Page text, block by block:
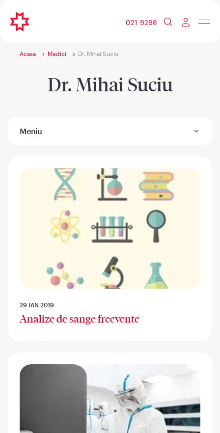
021 9268
Acasa Medici Dr. Mihai Suciu
Dr. Mihai Suciu
Meniu
29 IAN 2019
Analize de sange frecvente